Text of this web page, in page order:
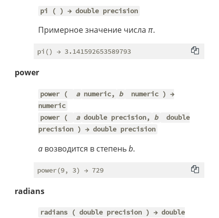
pi ( ) → double precision
Примерное значение числа π.
power
power ( a numeric, b
numeric ) →
numeric
power (
a double precision, b
double
precision ) → double precision
a возводится в степеньb.
radians
radians ( double precision ) → double